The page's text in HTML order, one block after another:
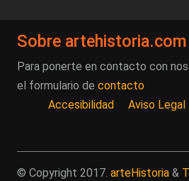
Sobre artehistoria.com
Para ponerte en contacto con
el formulario de contacto
Accesibilidad
Aviso Legal
© Copyright 2017. arteHistoria &